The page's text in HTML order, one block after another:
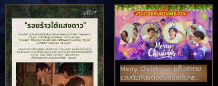
Merry Christmas แก๊งสหาย
รวมตัวกันแต่งต้นคริสต์มาส